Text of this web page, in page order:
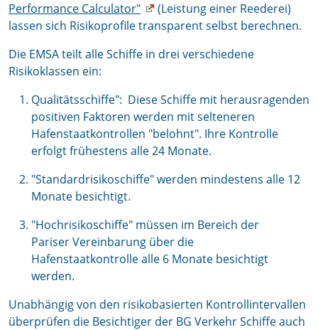
Performance Calculator"
(Leistung einer Reederei)
lassen sich Risikoprofile transparent selbst berechnen.
Die EMSA teilt alle Schiffe in drei verschiedene
Risikoklassen ein:
Qualitätsschiffe": Diese Schiffe mit herausragenden
positiven Faktoren werden mit selteneren
Hafenstaatkontrollen "belohnt". Ihre Kontrolle
erfolgt frühestens alle 24 Monate.
"Standardrisikoschiffe" werden mindestens alle 12
Monate besichtigt.
"Hochrisikoschiffe" müssen im Bereich der
Pariser Vereinbarung über die
Hafenstaatkontrolle alle 6 Monate besichtigt
werden.
Unabhängig von den risikobasierten Kontrollintervallen
überprüfen die Besichtiger der BG Verkehr Schiffe auch